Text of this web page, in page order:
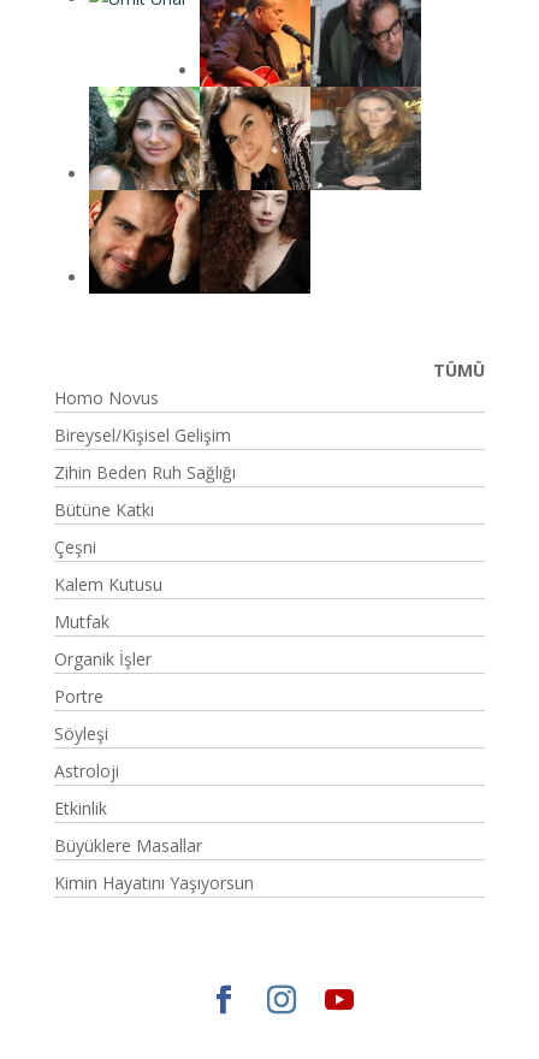
TÜMÜ
Homo Novus
Bireysel/Kişisel Gelişim
Zihin Beden Ruh Sağlığı
Bütüne Katkı
Çeşni
Kalem Kutusu
Mutfak
Organik İşler
Portre
Söyleşi
Astroloji
Etkinlik
Büyüklere Masallar
Kimin Hayatını Yaşıyorsun